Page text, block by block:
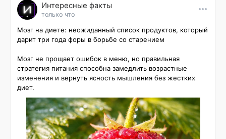
Интересные факты
только что
Мозг на диете: неожиданный список продуктов, который
дарит три года форы в борьбе со старением
Мозг не прощает ошибок в меню, но правильная
стратегия питания способна замедлить возрастные
изменения и вернуть ясность мышления без жестких
диет.